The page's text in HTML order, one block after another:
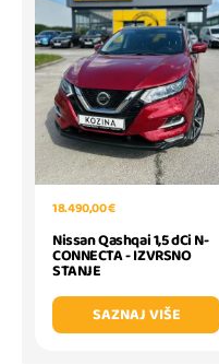
18.490,00 €
Nissan Qashqai 1,5 dCi N-
CONNECTA - IZVRSNO
STANJE
SAZNAJ VIŠE